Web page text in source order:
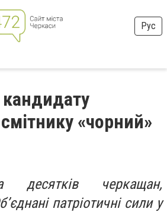
Рус
«чорний»
десятків черкащан,
патріотичні сили у